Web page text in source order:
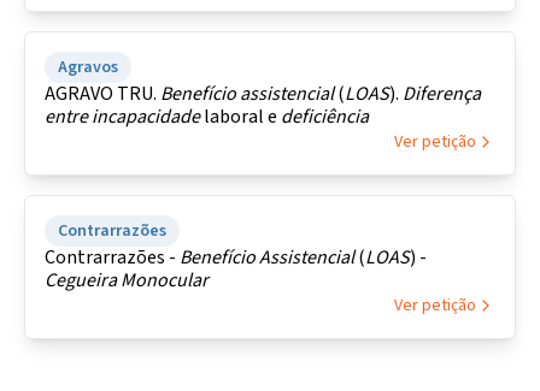
Agravos
AGRAVO TRU. Benefício assistencial(LOAS). Diferença
entreincapacidadelaboral e deficiência
Ver petição
Contrarrazões
Contrarrazões - Benefício Assistencial(LOAS) -
CegueiraMonocular
Ver petição